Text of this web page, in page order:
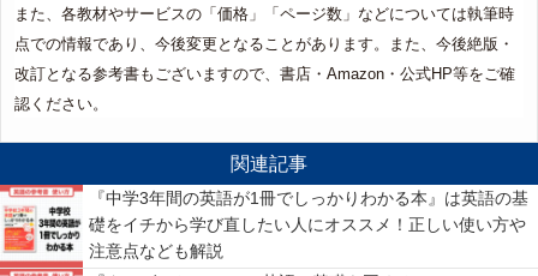
また、各教材やサービスの「価格」「ページ数」などについては執筆時
点での情報であり、今後変更となることがあります。また、今後絶版・
改訂となる参考書もございますので、書店・Amazon・公式HP等をご確
認ください。
関連記事
『中学3年間の英語が1冊でしっかりわかる本』は英語の基
礎をイチから学び直したい人にオススメ！正しい使い方や
注意点なども解説